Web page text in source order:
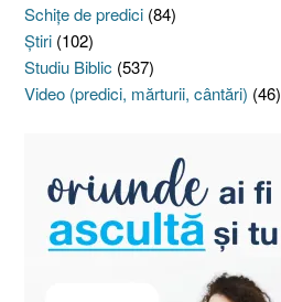
Schiţe de predici (84)
Ştiri (102)
Studiu Biblic (537)
Video (predici, mărturii, cântări) (46)